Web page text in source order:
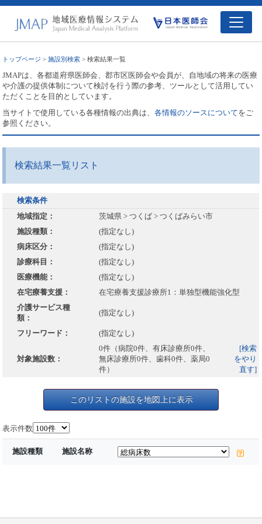
トップページ >施設別検索 > 検索結果一覧
JMAPは、各都道府県医師会、郡市区医師会や会員が、自地域の将来の医療
や介護の提供体制について検討を行う際の参考、ツールとして活用してい
ただくことを目的としています。
当サイトで使用している各種情報の出典は、各情報のソースについてをご
参照ください。
検索結果一覧リスト
検索条件
地域指定：
茨城県 > つくば > つくばみらい市
施設種類：
(指定なし)
病床区分：
(指定なし)
診療科目：
(指定なし)
医療機能：
(指定なし)
在宅療養支援：
在宅療養支援診療所1：単独型機能強化型
介護サービス種
類：
(指定なし)
フリーワード： (指定なし)
対象施設数：
0件（病院0件、有床診療所0件、
無床診療所0件、歯科0件、薬局0
件）
[検索
をやり
直す]
このリストの施設を地図上に表示
表示件数
施設種類 施設名称